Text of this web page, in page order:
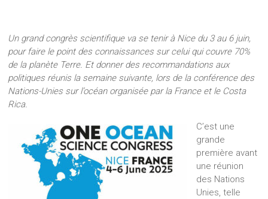
Un grand congrès scientifique va se tenir à Nice du 3 au 6 juin,
pour faire le point des connaissances sur celui qui couvre 70%
de la planète Terre. Et donner des recommandations aux
politiques réunis la semaine suivante, lors de la conférence des
Nations-Unies sur l’océan organisée par la France et le Costa
Rica.
C’est une
grande
première avant
une réunion
des Nations
Unies, telle